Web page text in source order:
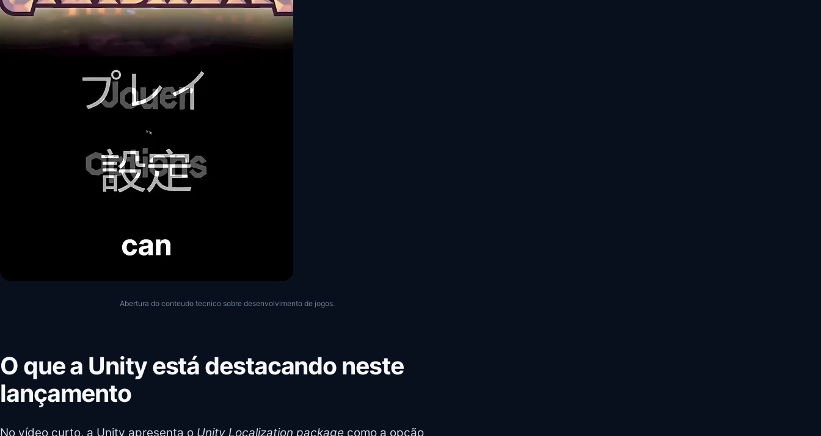
Abertura do conteudo tecnico sobre desenvolvimento de jogos.
O que a Unity está destacando neste
lançamento
No vídeo curto, a Unity apresenta o Unity Localization package como a opção